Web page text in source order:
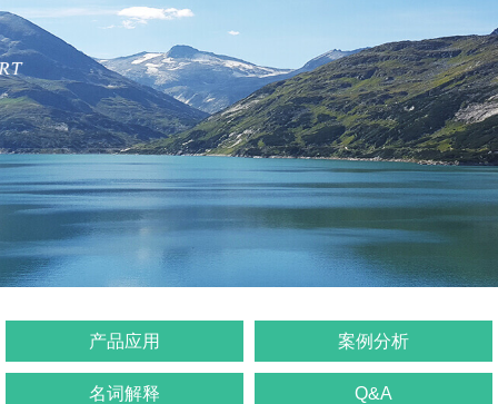
产品应用 案例分析
名词解释 Q&A